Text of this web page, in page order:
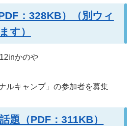
：328KB）（別ウィ
す）
かのや
ルキャンプ」の参加者を募集
題（PDF：311KB）